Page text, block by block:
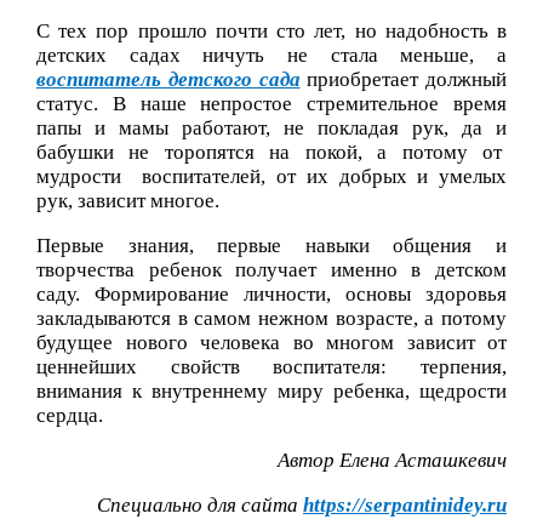
С тех пор прошло почти сто лет, но надобность в
детских садах ничуть не стала меньше, а
воспитатель детского сада приобретает должный
статус. В наше непростое стремительное время
папы и мамы работают, не покладая рук, да и
бабушки не торопятся на покой, а потому от
мудрости воспитателей, от их добрых и умелых
рук, зависит многое.
Первые знания, первые навыки общения и
творчества ребенок получает именно в детском
саду. Формирование личности, основы здоровья
закладываются в самом нежном возрасте, а потому
будущее нового человека во многом зависит от
ценнейших свойств воспитателя: терпения,
внимания к внутреннему миру ребенка, щедрости
сердца.
Автор Елена Асташкевич
Специально для сайта https://serpantinidey.ru